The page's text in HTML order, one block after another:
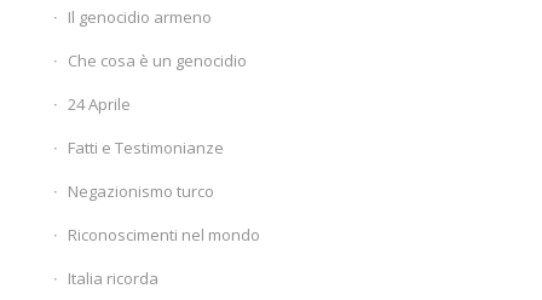
Il genocidio armeno
Che cosa è un genocidio
24 Aprile
Fatti e Testimonianze
Negazionismo turco
Riconoscimenti nel mondo
Italia ricorda